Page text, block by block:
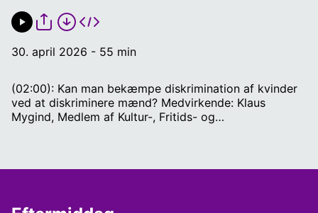
30. april 2026 - 55 min
(02:00): Kan man bekæmpe diskrimination af kvinder
ved at diskriminere mænd? Medvirkende: Klaus
Mygind, Medlem af Kultur-, Fritids- og
for Borgernære Løsninger i Kombit, som har udviklet